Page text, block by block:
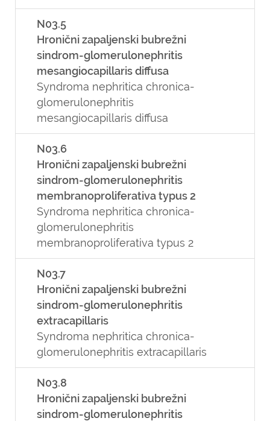
N03.5
Hronični zapaljenski bubrežni
sindrom-glomerulonephritis
mesangiocapillaris diffusa
Syndroma nephritica chronica-
glomerulonephritis
mesangiocapillaris diffusa
N03.6
Hronični zapaljenski bubrežni
sindrom-glomerulonephritis
membranoproliferativa typus 2
Syndroma nephritica chronica-
glomerulonephritis
membranoproliferativa typus 2
N03.7
Hronični zapaljenski bubrežni
sindrom-glomerulonephritis
extracapillaris
Syndroma nephritica chronica-
glomerulonephritis extracapillaris
N03.8
Hronični zapaljenski bubrežni
sindrom-glomerulonephritis